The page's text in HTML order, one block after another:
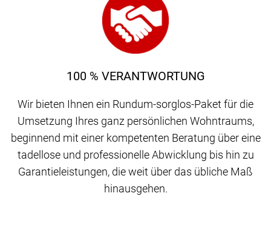
100 % VERANTWORTUNG
Wir bieten Ihnen ein Rundum-sorglos-Paket für die
Umsetzung Ihres ganz persönlichen Wohntraums,
beginnend mit einer kompetenten Beratung über eine
tadellose und professionelle Abwicklung bis hin zu
Garantieleistungen, die weit über das übliche Maß
hinausgehen.